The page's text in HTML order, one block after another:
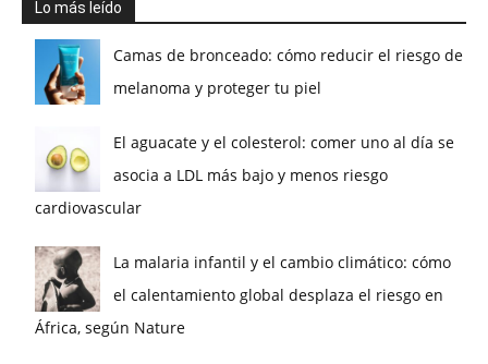
Lo más leído
Camas de bronceado: cómo reducir el riesgo de
melanoma y proteger tu piel
El aguacate y el colesterol: comer uno al día se
asocia a LDL más bajo y menos riesgo
cardiovascular
La malaria infantil y el cambio climático: cómo
el calentamiento global desplaza el riesgo en
África, según Nature